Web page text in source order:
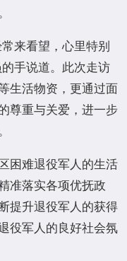
来看望，心里特别
手说道。此次走访
生活物资，更通过面
尊重与关爱，进一步
困难退役军人的生活
准落实各项优抚政
提升退役军人的获得
役军人的良好社会氛